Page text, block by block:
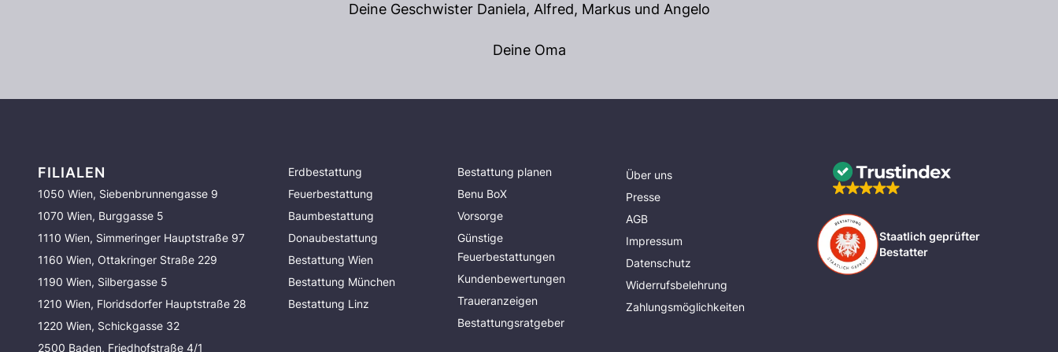
Deine Geschwister Daniela, Alfred, Markus und Angelo
Deine Oma
FILIALEN
1050 Wien, Siebenbrunnengasse 9
1070 Wien, Burggasse 5
1110 Wien, Simmeringer Hauptstraße 97
1160 Wien, Ottakringer Straße 229
1190 Wien, Silbergasse 5
1210 Wien, Floridsdorfer Hauptstraße 28
1220 Wien, Schickgasse 32
2500 Baden, Friedhofstraße 4/1
Erdbestattung
Feuerbestattung
Baumbestattung
Donaubestattung
Bestattung Wien
Bestattung München
Bestattung Linz
Bestattung planen
Benu BoX
Vorsorge
Günstige
Feuerbestattungen
Kundenbewertungen
Traueranzeigen
Bestattungsratgeber
Über uns
Presse
AGB
Impressum
Datenschutz
Widerrufsbelehrung
Zahlungsmöglichkeiten
Staatlich geprüfter
Bestatter